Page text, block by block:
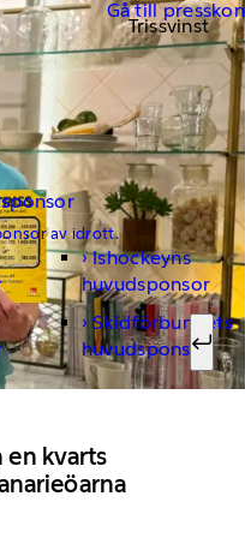
Gå till
av idrott.
Ishockeyns
huvudsponsor
Skidförbundets
huvudsponsor
Sök
Sök
Trissvinst
en kvarts